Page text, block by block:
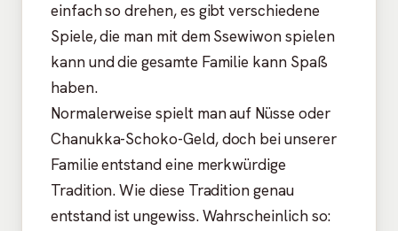
einfach so drehen, es gibt verschiedene
Spiele, die man mit dem Ssewiwon spielen
kann und die gesamte Familie kann Spaß
haben.
Normalerweise spielt man auf Nüsse oder
Chanukka-Schoko-Geld, doch bei unserer
Familie entstand eine merkwürdige
Tradition. Wie diese Tradition genau
entstand ist ungewiss. Wahrscheinlich so: